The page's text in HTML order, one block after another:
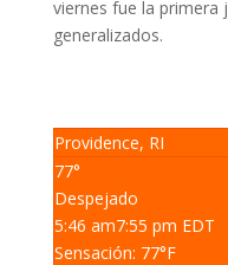
viernes fue la primera
generalizados.
Providence, RI
77°
Despejado
5:46 am7:55 pm EDT
Sensación: 77°F